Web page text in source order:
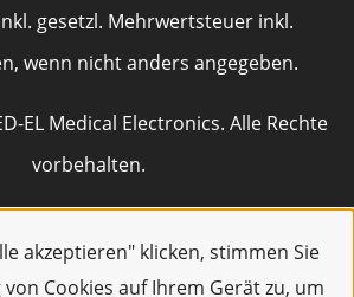
akzeptieren" klicken, stimmen Sie
Cookies auf Ihrem Gerät zu, um
gesetzl. Mehrwertsteuer inkl.
wenn nicht anders angegeben.
EL Medical Electronics. Alle Rechte
vorbehalten.